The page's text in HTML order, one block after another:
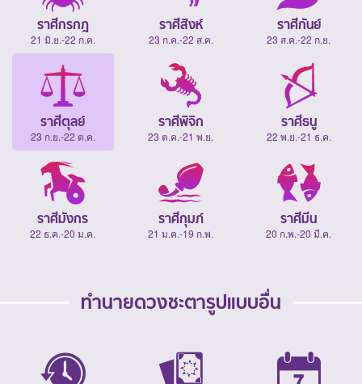
ราศีกรกฎ
21 มิ.ย.-22 ก.ค.
ราศีสิงห์
23 ก.ค.-22 ส.ค.
ราศีกันย์
23 ส.ค.-22 ก.ย.
ราศีตุลย์
23 ก.ย.-22 ต.ค.
ราศีพิจิก
23 ต.ค.-21 พ.ย.
ราศีธนู
22 พ.ย.-21 ธ.ค.
ราศีมังกร
22 ธ.ค.-20 ม.ค.
ราศีกุมภ์
21 ม.ค.-19 ก.พ.
ราศีมีน
20 ก.พ.-20 มี.ค.
ทำนายดวงชะตารูปแบบอื่น